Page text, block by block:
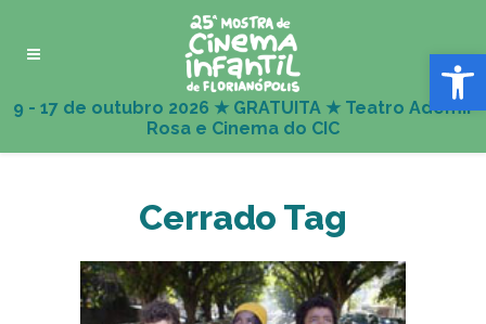
Abrir
Cerrado Tag